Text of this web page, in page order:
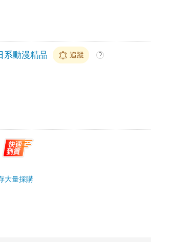
系動漫精品 追蹤 ?
大量採購